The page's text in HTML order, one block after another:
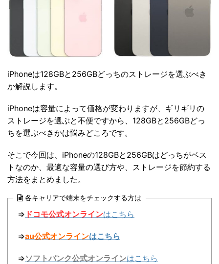
iPhoneは128GBと256GBどっちのストレージを選ぶべき
か解説します。
iPhoneは容量によって価格が変わりますが、ギリギリの
ストレージを選ぶと不便ですから、128GBと256GBどっ
ちを選ぶべきかは悩みどころです。
そこで今回は、iPhoneの128GBと256GBはどっちがベス
トなのか、最適な容量の選び方や、ストレージを節約する
方法をまとめました。
各キャリアで端末をチェックする方は
⇒ ドコモ公式オンラインはこちら
⇒au公式オンラインはこちら
⇒ソフトバンク公式オンラインはこちら